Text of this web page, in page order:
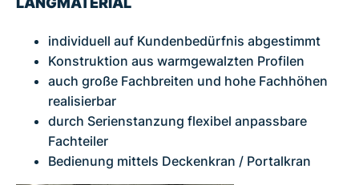
individuell auf Kundenbedürfnis abgestimmt
Konstruktion aus warmgewalzten Profilen
auch große Fachbreiten und hohe Fachhöhen
realisierbar
durch Serienstanzung flexibel anpassbare
Fachteiler
Bedienung mittels Deckenkran / Portalkran